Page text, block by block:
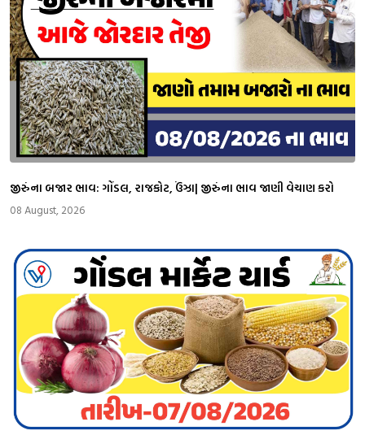
જીરુંના બજાર ભાવ: ગોંડલ, રાજકોટ, ઉંઝા| જીરુંના ભાવ જાણી વેચાણ કરો
08 August, 2026